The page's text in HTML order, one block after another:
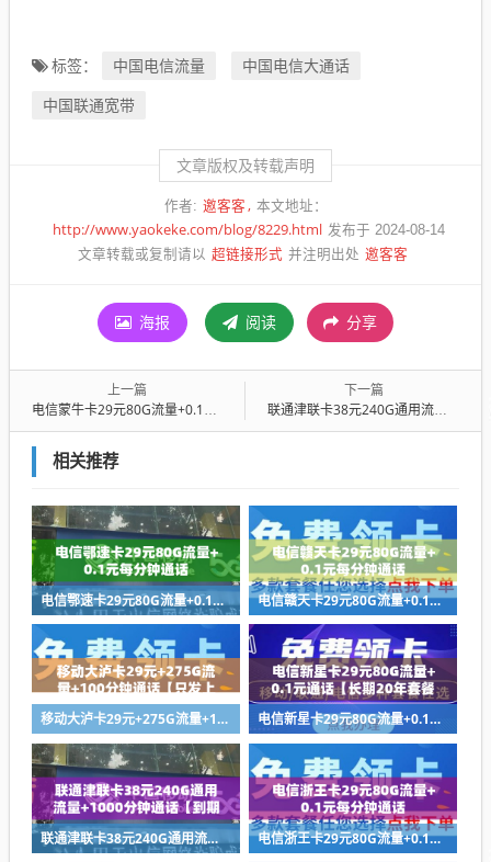
标签： 中国电信流量
中国电信大通话
中国联通宽带
文章版权及转载声明
作者: 邀客客 本文地址：
http://www.yaokeke.com/blog/8229.html 发布于 2024-08-14
文章转载或复制请以 超链接形式 并注明出处 邀客客
海报 阅读 分享
上一篇
电信蒙牛卡29元80G流量+0.1元每分钟通话【两年视频会员+长期套餐】
下一篇
联通津联卡38元240G通用流量+1000分钟通话【到期自动续约】
相关推荐
电信鄂速卡29元80G流量+0.1元每分钟通话 电信赣天卡29元80G流量+0.1元每分钟通话
移动大泸卡29元+275G流量+100分钟通话【只发上海市内】 电信新星卡29元80G流量+0.1元通话【长期20年套餐】
联通津联卡38元240G通用流量+1000分钟通话【到期自动续约】 电信浙王卡29元80G流量+0.1元每分钟通话